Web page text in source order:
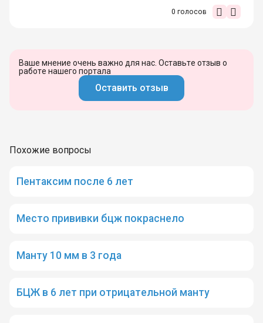
0 голосов
Ваше мнение очень важно для нас. Оставьте отзыв о
работе нашего портала
Оставить отзыв
Похожие вопросы
Пентаксим после 6 лет
Место прививки бцж покраснело
Манту 10 мм в 3 года
БЦЖ в 6 лет при отрицательной манту